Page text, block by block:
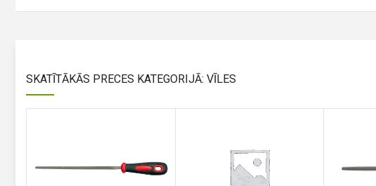
SKATĪTĀKĀS PRECES KATEGORIJĀ: VĪLES